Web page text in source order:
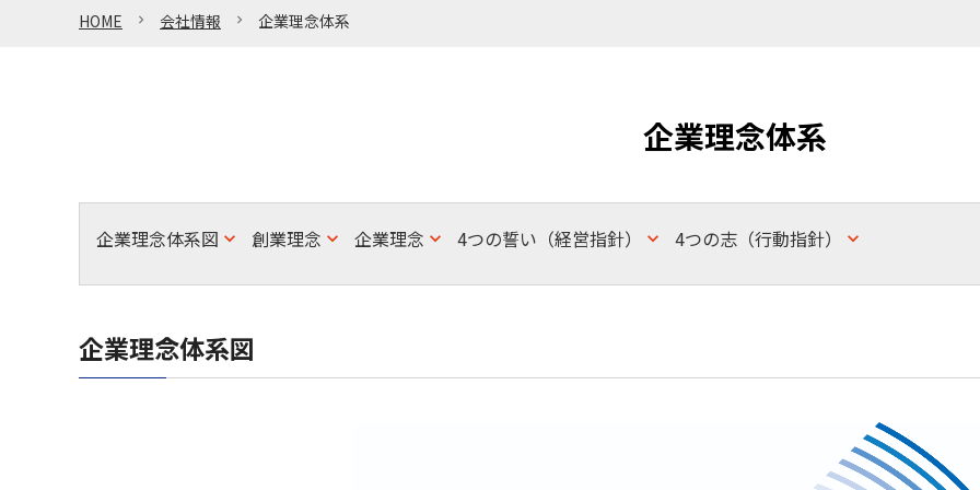
HOME 会社情報 企業理念体系
企業理念体系
企業理念体系図 創業理念 企業理念 4つの誓い（経営指針） 4つの志（行動指針）
企業理念体系図